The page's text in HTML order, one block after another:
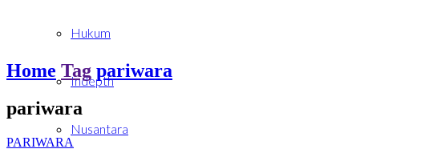
Hukum
Indepth
Nusantara
Home Tag pariwara
pariwara
PARIWARA